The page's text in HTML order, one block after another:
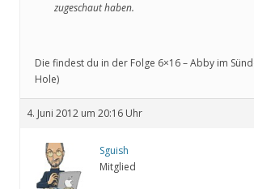
zugeschaut haben.
Die findest du in der Folge 6×16 – Abby im
Hole)
4. Juni 2012 um 20:16 Uhr
Sguish
Mitglied